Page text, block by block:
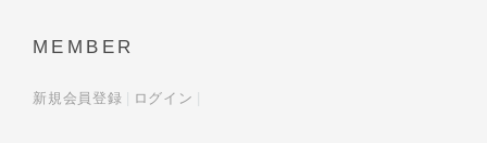
MEMBER
新規会員登録 ログイン